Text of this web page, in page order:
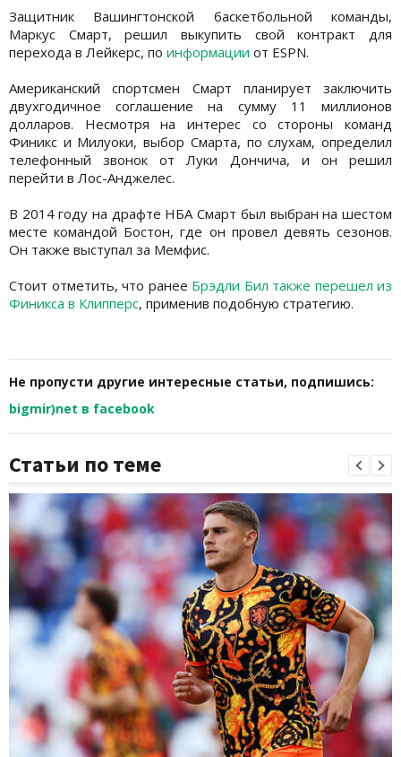
Защитник Вашингтонской баскетбольной команды,
Маркус Смарт, решил выкупить свой контракт для
перехода в Лейкерс, по информации от ESPN.
Американский спортсмен Смарт планирует заключить
двухгодичное соглашение на сумму 11 миллионов
долларов. Несмотря на интерес со стороны команд
Финикс и Милуоки, выбор Смарта, по слухам, определил
телефонный звонок от Луки Дончича, и он решил
перейти в Лос-Анджелес.
В 2014 году на драфте НБА Смарт был выбран на шестом
месте командой Бостон, где он провел девять сезонов.
Он также выступал за Мемфис.
Стоит отметить, что ранее Брэдли Бил также перешел из
Финикса в Клипперс, применив подобную стратегию.
Не пропусти другие интересные статьи, подпишись:
bigmir)net в facebook
Статьи по теме